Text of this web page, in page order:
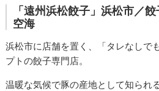
「遠州浜松餃子」浜松市／
空海
浜松市に店舗を置く、「タレなしで
プトの餃子専門店。
温暖な気候で豚の産地として知られ